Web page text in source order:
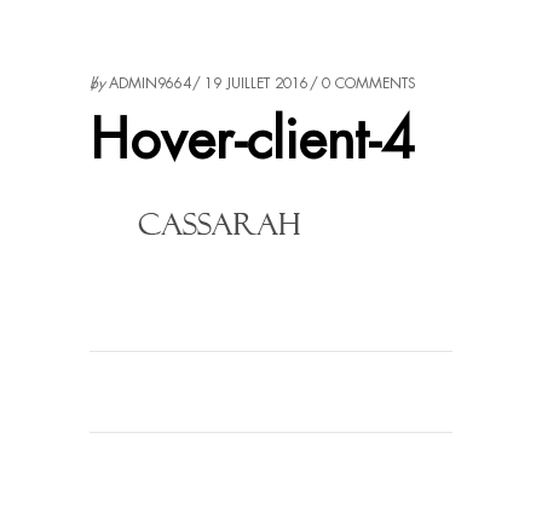
byADMIN9664 19 JUILLET 2016 0 COMMENTS
Hover-client-4